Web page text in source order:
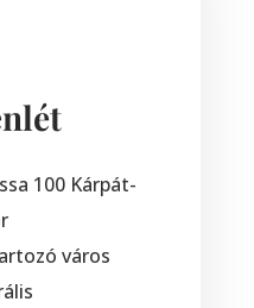
100 Kárpát-
város